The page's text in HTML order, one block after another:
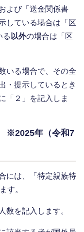
よび「送金関係書
している場合は「区
る 以外の場合は「区
いる場合で、その全
・提示しているとき
「２」を記入しま
※2025年（令和7
には、「特定親族特
す。
数を記入します。